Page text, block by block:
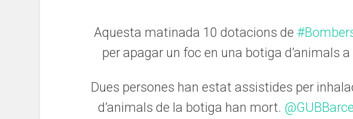
Aquesta matinada 10 dotacions de
per apagar un foc en una botiga d’animals
Dues persones han estat assistides per
d’animals de la botiga han mort.